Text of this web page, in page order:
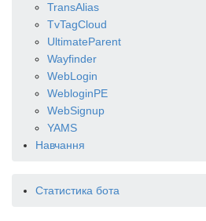
TransAlias
TvTagCloud
UltimateParent
Wayfinder
WebLogin
WebloginPE
WebSignup
YAMS
Навчання
Статистика бота